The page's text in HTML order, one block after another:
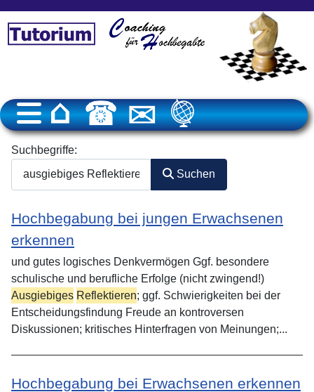
Suchformular
Suchbegriffe:
Suchen
Hochbegabung bei jungen Erwachsenen
erkennen
und gutes logisches Denkvermögen Ggf. besondere
schulische und berufliche Erfolge (nicht zwingend!)
Ausgiebiges Reflektieren; ggf. Schwierigkeiten bei der
Entscheidungsfindung Freude an kontroversen
Diskussionen; kritisches Hinterfragen von Meinungen;...
Hochbegabung bei Erwachsenen erkennen